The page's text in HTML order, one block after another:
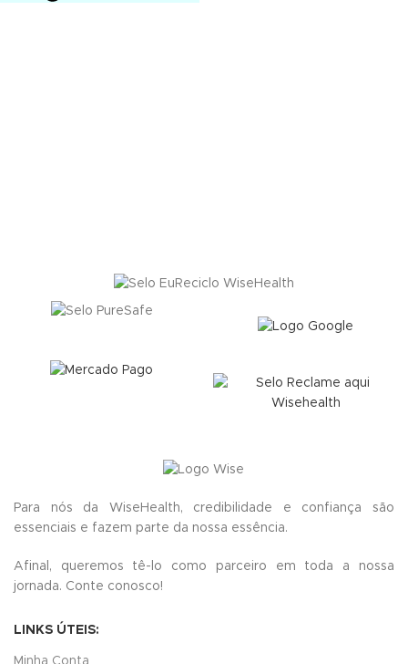
Para nós da WiseHealth, credibilidade e confiança são
essenciais e fazem parte da nossa essência.
Afinal, queremos tê-lo como parceiro em toda a nossa
jornada. Conte conosco!
LINKS ÚTEIS:
Minha Conta